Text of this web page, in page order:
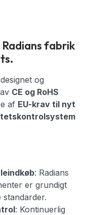
fabrik
og
CE og RoHS
af EU-krav til nyt
: Radians
er grundigt
: Kontinuerlig